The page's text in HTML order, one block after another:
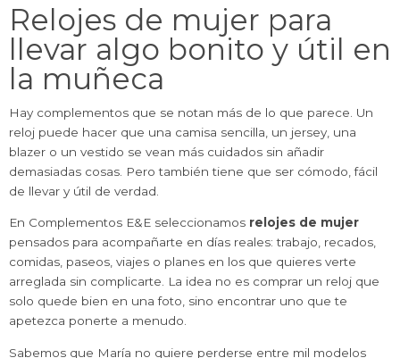
Relojes de mujer para
llevar algo bonito y útil en
la muñeca
Hay complementos que se notan más de lo que parece. Un
reloj puede hacer que una camisa sencilla, un jersey, una
blazer o un vestido se vean más cuidados sin añadir
demasiadas cosas. Pero también tiene que ser cómodo, fácil
de llevar y útil de verdad.
En Complementos E&E seleccionamos relojes de mujer
pensados para acompañarte en días reales: trabajo, recados,
comidas, paseos, viajes o planes en los que quieres verte
arreglada sin complicarte. La idea no es comprar un reloj que
solo quede bien en una foto, sino encontrar uno que te
apetezca ponerte a menudo.
Sabemos que María no quiere perderse entre mil modelos